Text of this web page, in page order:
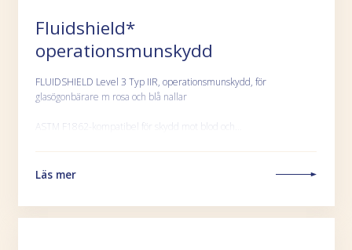
Fluidshield*
operationsmunskydd
FLUIDSHIELD Level 3 Typ IIR, operationsmunskydd, för
glasögonbärare m rosa och blå nallar
ASTM F1862-kompatibel för skydd mot blod och…
Läs mer